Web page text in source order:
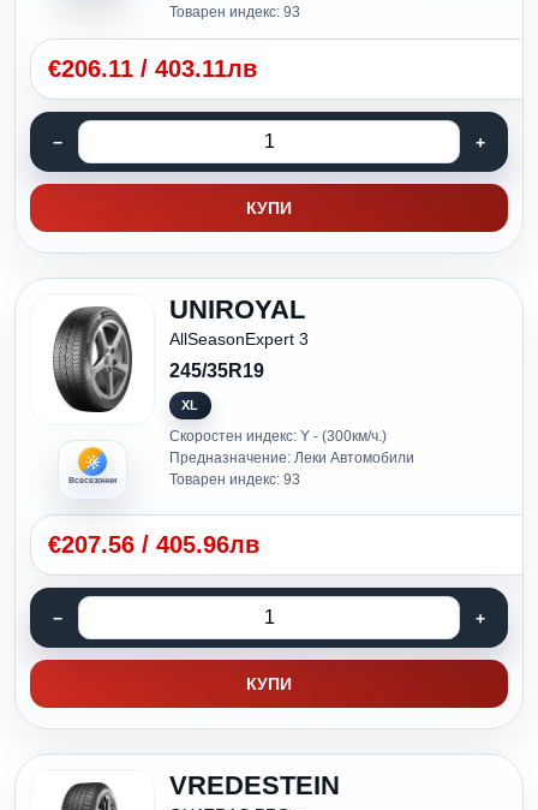
Товарен индекс: 93
€206.11 / 403.11лв
КУПИ
Всесезонни
UNIROYAL
AllSeasonExpert 3
245/35R19
XL
Скоростен индекс: Y - (300км/ч.)
Предназначение: Леки Автомобили
Товарен индекс: 93
€207.56 / 405.96лв
КУПИ
VREDESTEIN